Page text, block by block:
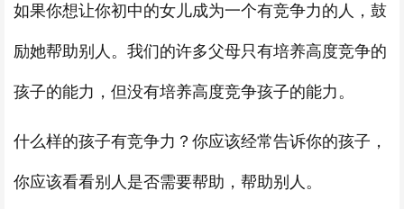
如果你想让你初中的女儿成为一个有竞争力的人，鼓
励她帮助别人。我们的许多父母只有培养高度竞争的
孩子的能力，但没有培养高度竞争孩子的能力。
什么样的孩子有竞争力？你应该经常告诉你的孩子，
你应该看看别人是否需要帮助，帮助别人。